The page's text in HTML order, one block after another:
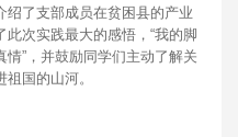
了支部成员在贫困县的产业
次实践最大的感悟，“我的脚
”，并鼓励同学们主动了解关
国的山河。